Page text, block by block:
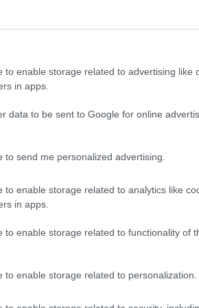
to enable storage related to advertising like
in apps.
data to be sent to Google for online
to send me personalized advertising.
to enable storage related to analytics like
in apps.
to enable storage related to functionality of
to enable storage related to personalization.
Pain befejezésével?
– Jön a második forduló! (X)